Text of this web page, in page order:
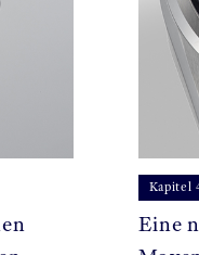
Kapitel
Eine